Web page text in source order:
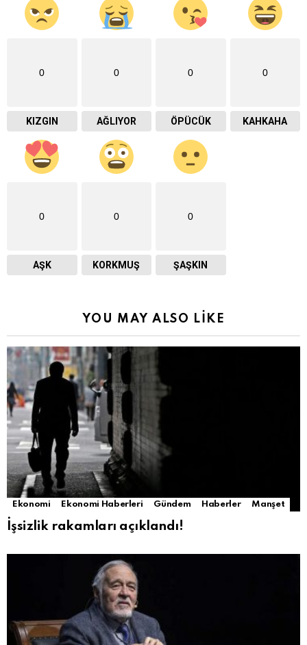
0
KIZGIN
0
AĞLIYOR
0
ÖPÜCÜK
0
KAHKAHA
0
AŞK
0
KORKMUŞ
0
ŞAŞKIN
YOU MAY ALSO LIKE
Ekonomi Ekonomi Haberleri Gündem Haberler Manşet
İşsizlik rakamları açıklandı!